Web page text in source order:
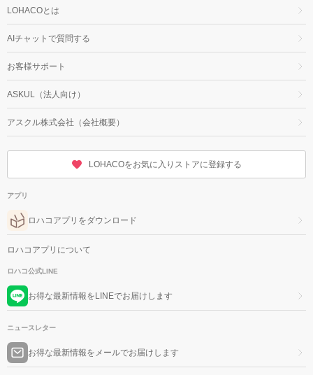
LOHACOとは
AIチャットで質問する
お客様サポート
ASKUL（法人向け）
アスクル株式会社（会社概要）
LOHACOをお気に入りストアに登録する
アプリ
ロハコアプリをダウンロード
ロハコアプリについて
ロハコ公式LINE
お得な最新情報をLINEでお届けします
ニュースレター
お得な最新情報をメールでお届けします